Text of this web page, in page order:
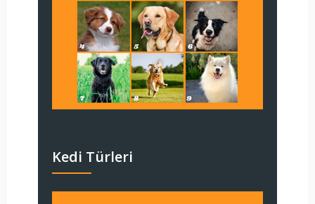
Kedi Türleri